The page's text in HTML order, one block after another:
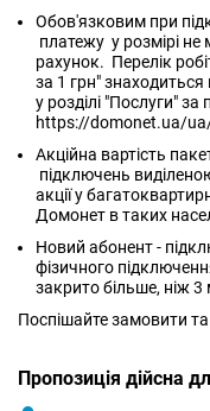
Обов'язковим при
платежу у розмірі
рахунок. Перелік
за 1 грн"
у розділі "Послуги"
https://domonet.ua/
Акційна вартість
підключень
акції у
Домонет в таких
Новий абонент -
фізичного
закрито більше, ніж 3
Поспішайте замовити
Пропозиція дійсна